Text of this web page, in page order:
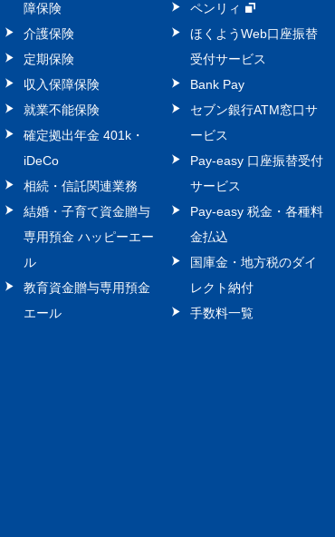
障保険
介護保険
定期保険
収入保障保険
就業不能保険
確定拠出年金 401k・
iDeCo
相続・信託関連業務
結婚・子育て資金贈与
専用預金 ハッピーエー
ル
教育資金贈与専用預金
エール
ペンリィ
ほくようWeb口座振替
受付サービス
Bank Pay
セブン銀行ATM窓口サ
ービス
Pay-easy 口座振替受付
サービス
Pay-easy 税金・各種料
金払込
国庫金・地方税のダイ
レクト納付
手数料一覧